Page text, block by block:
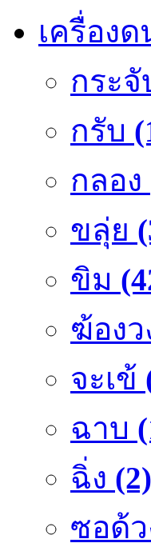
เครื่อง
กระจั
กรับ
กลอง
ขลุ่ย
ขิม
ฆ้องว
จะเข้
ฉาบ
ฉิ่ง (2)
ซอด้ว